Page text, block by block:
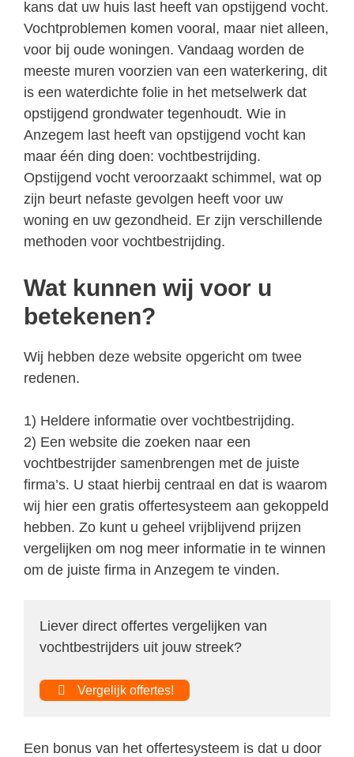
kans dat uw huis last heeft van opstijgend vocht.
Vochtproblemen komen vooral, maar niet alleen,
voor bij oude woningen. Vandaag worden de
meeste muren voorzien van een waterkering, dit
is een waterdichte folie in het metselwerk dat
opstijgend grondwater tegenhoudt. Wie in
Anzegem last heeft van opstijgend vocht kan
maar één ding doen: vochtbestrijding.
Opstijgend vocht veroorzaakt schimmel, wat op
zijn beurt nefaste gevolgen heeft voor uw
woning en uw gezondheid. Er zijn verschillende
methoden voor vochtbestrijding.
Wat kunnen wij voor u
betekenen?
Wij hebben deze website opgericht om twee
redenen.
1) Heldere informatie over vochtbestrijding.
2) Een website die zoeken naar een
vochtbestrijder samenbrengen met de juiste
firma’s. U staat hierbij centraal en dat is waarom
wij hier een gratis offertesysteem aan gekoppeld
hebben. Zo kunt u geheel vrijblijvend prijzen
vergelijken om nog meer informatie in te winnen
om de juiste firma in Anzegem te vinden.
Liever direct offertes vergelijken van
vochtbestrijders uit jouw streek?
Vergelijk offertes!
Een bonus van het offertesysteem is dat u door